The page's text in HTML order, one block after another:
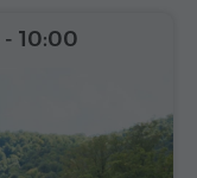
- 10:00